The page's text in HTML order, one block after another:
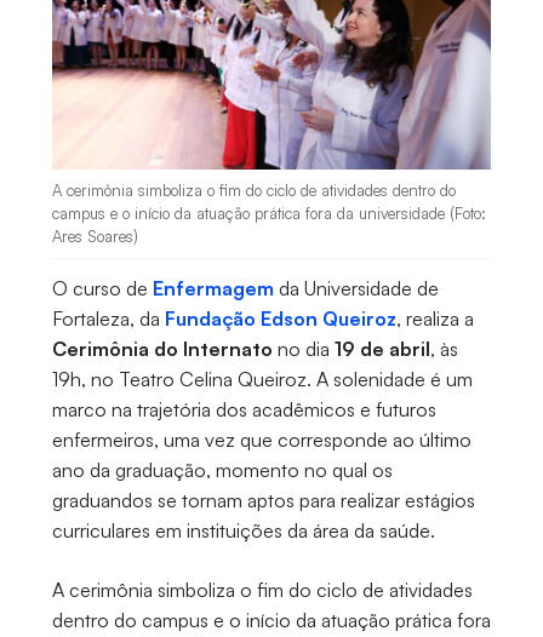
A cerimônia simboliza o fim do ciclo de atividades dentro do
campus e o início da atuação prática fora da universidade (Foto:
Ares Soares)
O curso de Enfermagem da Universidade de
Fortaleza, da Fundação Edson Queiroz, realiza a
Cerimônia do Internato no dia 19 de abril, às
19h, no Teatro Celina Queiroz. A solenidade é um
marco na trajetória dos acadêmicos e futuros
enfermeiros, uma vez que corresponde ao último
ano da graduação, momento no qual os
graduandos se tornam aptos para realizar estágios
curriculares em instituições da área da saúde.
A cerimônia simboliza o fim do ciclo de atividades
dentro do campus e o início da atuação prática fora